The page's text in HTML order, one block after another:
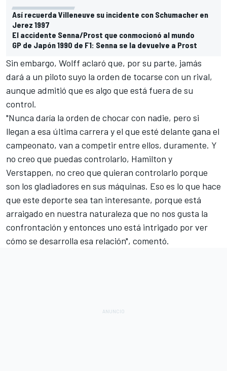
Así recuerda Villeneuve su incidente con Schumacher en
Jerez 1997
El accidente Senna/Prost que conmocionó al mundo
GP de Japón 1990 de F1: Senna se la devuelve a Prost
Sin embargo, Wolff aclaró que, por su parte, jamás
dará a un piloto suyo la orden de tocarse con un rival,
aunque admitió que es algo que está fuera de su
control.
"Nunca daría la orden de chocar con nadie, pero si
llegan a esa última carrera y el que esté delante gana el
campeonato, van a competir entre ellos, duramente. Y
no creo que puedas controlarlo, Hamilton y
Verstappen, no creo que quieran controlarlo porque
son los gladiadores en sus máquinas. Eso es lo que hace
que este deporte sea tan interesante, porque está
arraigado en nuestra naturaleza que no nos gusta la
confrontación y entonces uno está intrigado por ver
cómo se desarrolla esa relación", comentó.